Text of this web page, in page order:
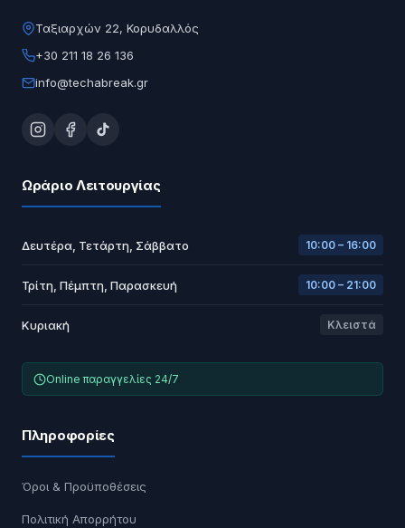
Ταξιαρχών 22, Κορυδαλλός
+30 211 18 26 136
info@techabreak.gr
Ωράριο Λειτουργίας
Δευτέρα, Τετάρτη, Σάββατο 10:00 – 16:00
Τρίτη, Πέμπτη, Παρασκευή 10:00 – 21:00
Κυριακή Κλειστά
Online παραγγελίες 24/7
Πληροφορίες
Όροι & Προϋποθέσεις
Πολιτική Απορρήτου